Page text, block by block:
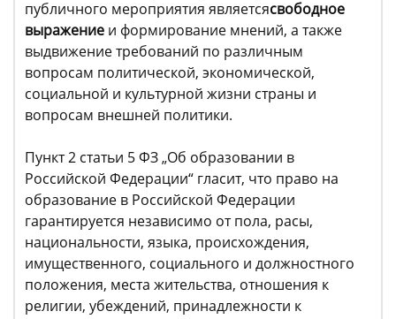
публичного мероприятия являетсясвободное
выражение и формирование мнений, а также
выдвижение требований по различным
вопросам политической, экономической,
социальной и культурной жизни страны и
вопросам внешней политики.
Пункт 2 статьи 5 ФЗ „Об образовании в
Российской Федерации“ гласит, что право на
образование в Российской Федерации
гарантируется независимо от пола, расы,
национальности, языка, происхождения,
имущественного, социального и должностного
положения, места жительства, отношения к
религии, убеждений, принадлежности к